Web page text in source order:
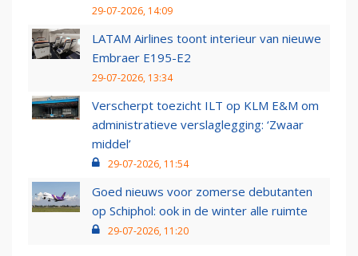
29-07-2026, 14:09
LATAM Airlines toont interieur van nieuwe
Embraer E195-E2
29-07-2026, 13:34
Verscherpt toezicht ILT op KLM E&M om
administratieve verslaglegging: ‘Zwaar
middel’
29-07-2026, 11:54
Goed nieuws voor zomerse debutanten
op Schiphol: ook in de winter alle ruimte
29-07-2026, 11:20